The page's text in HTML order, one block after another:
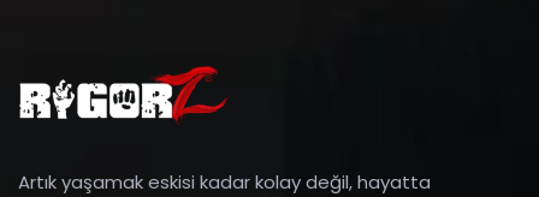
Artık yaşamak eskisi kadar kolay değil, hayatta